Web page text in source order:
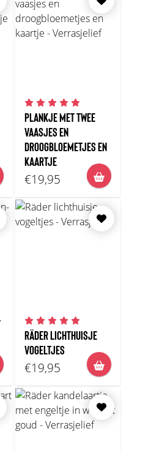
PLANKJE MET TWEE
VAASJES EN
DROOGBLOEMETJES EN
KAARTJE
€19,95
RÄDER LICHTHUISJE
VOGELTJES
€19,95